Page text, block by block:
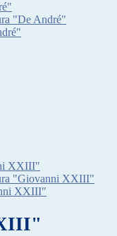
"De André"
XXIII"
"Giovanni XXIII"
XXIII"